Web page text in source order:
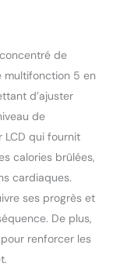
les
moniteur
】
le
en
vitesse de
aidant à
et à
de
multifonction 5 en
d’ajuster
de
LCD qui fournit
calories brûlées,
cardiaques.
ses progrès et
De plus,
renforcer les